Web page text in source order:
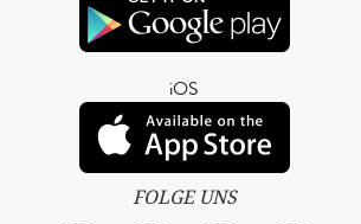
iOS
FOLGE UNS